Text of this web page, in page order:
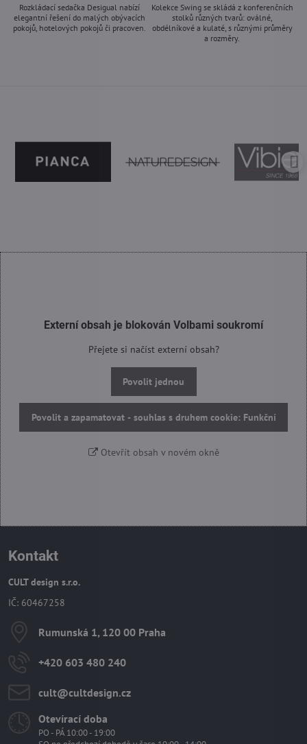
Rozkládací sedačka Desigual nabízí
elegantní řešení do malých obývacích
pokojů, hotelových pokojů či pracoven.
Kolekce Swing se skládá z konferenčních
stolků různých tvarů: oválné,
obdélníkové a kulaté, s různými průměry
a rozměry.
Externí obsah je blokován Volbami soukromí
Přejete si načíst externí obsah?
Povolit jednou
Povolit a zapamatovat - souhlas s druhem cookie: Funkční
Otevřít obsah v novém okně
Kontakt
CULT design s.r.o.
IČ: 60467258
Rumunská 1, 120 00 Praha
+420 603 480 240
cult​@cultdesign​.cz
Otevírací doba
PO - PÁ 10:00 - 19:00